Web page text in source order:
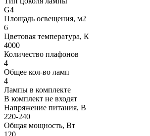
G4
Площадь освещения, м2
6
Цветовая температура, К
4000
Количество плафонов
4
Общее кол-во ламп
4
Лампы в комплекте
В комплект не входят
Напряжение питания, В
220-240
Общая мощность, Вт